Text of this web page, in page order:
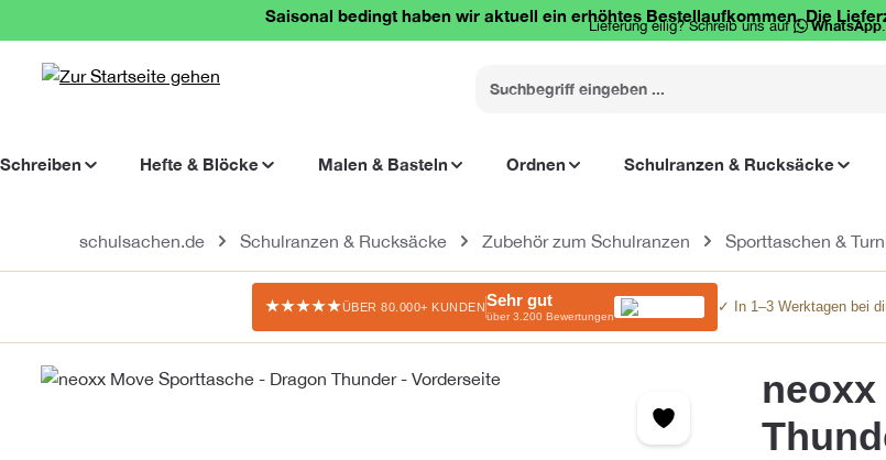
Zur Hauptnavigation springenSaisonal bedingt haben wir aktuell ein erhöhtes Bestellaufkommen. Die
Lieferung eilig? Schreib uns auf WhatsApp.
Schreiben Hefte & Blöcke Malen & Basteln Ordnen Schulranzen & Rucksäcke
schulsachen.de Schulranzen & Rucksäcke Zubehör zum Schulranzen Sporttaschen &
★★★★★ÜBER 80.000+ KUNDENSehr gut
über 3.200 Bewertungen
✓ In 1–3 Werktagen bei
Bildergalerie überspringen